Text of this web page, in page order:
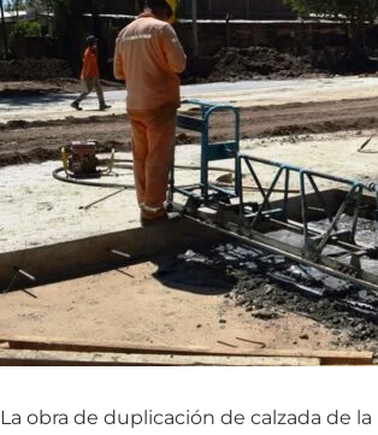
La obra de duplicación de calzada de